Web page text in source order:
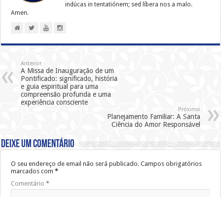
indúcas in ten­ta­tiónem; sed líbera nos a malo.
Amen.
Anterior
A Missa de Inauguração de um
Pontificado: significado, história
e guia espiritual para uma
compreensão profunda e uma
experiência consciente
Próximo
Planejamento Familiar: A Santa
Ciência do Amor Responsável
Deixe um comentário
O seu endereço de email não será publicado. Campos obrigatórios
marcados com*
Comentário*